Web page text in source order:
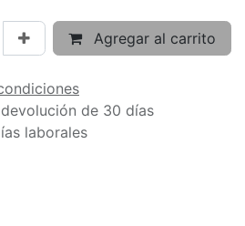
Agregar al carrito
de 30 días
laborales